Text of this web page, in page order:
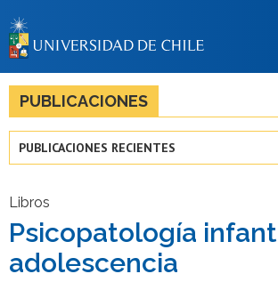
BIBLIOTECAS
LA UNIVERSIDAD
Estudiantes
Funcionarias/os
Egresadas/os
PUBLICACIONES
PUBLICACIONES RECIENTES
Libros
Psicopatología
adolescencia